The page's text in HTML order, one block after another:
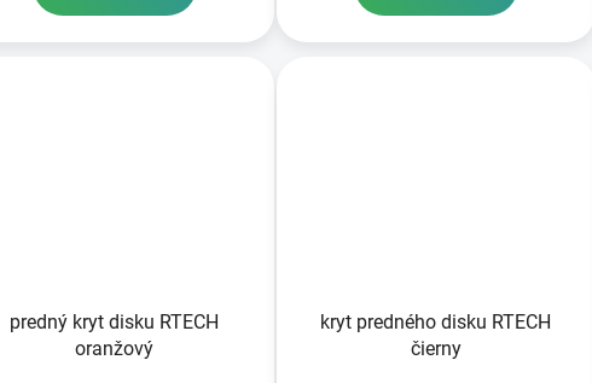
predný kryt disku RTECH
oranžový
kryt predného disku RTECH
čierny